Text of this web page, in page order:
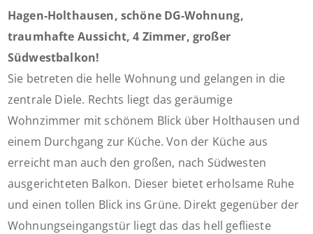
Hagen-Holthausen, schöne DG-Wohnung,
traumhafte Aussicht, 4 Zimmer, großer
Südwestbalkon!
Sie betreten die helle Wohnung und gelangen in die
zentrale Diele. Rechts liegt das geräumige
Wohnzimmer mit schönem Blick über Holthausen und
einem Durchgang zur Küche. Von der Küche aus
erreicht man auch den großen, nach Südwesten
ausgerichteten Balkon. Dieser bietet erholsame Ruhe
und einen tollen Blick ins Grüne. Direkt gegenüber der
Wohnungseingangstür liegt das das hell geflieste